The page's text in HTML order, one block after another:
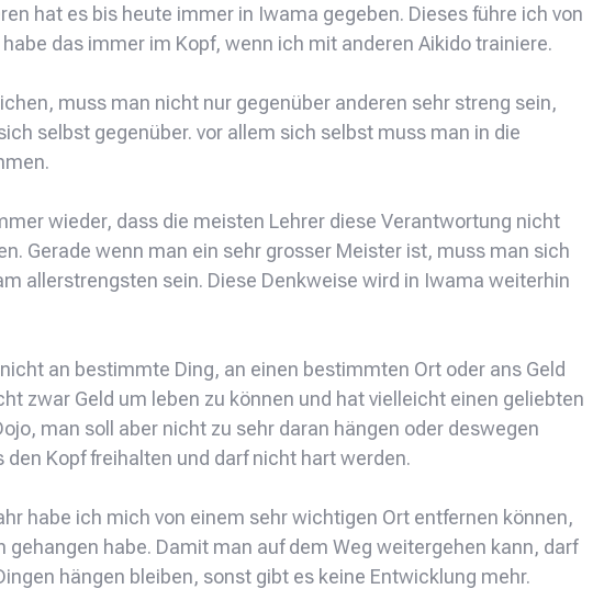
hat es bis heute immer in Iwama gegeben. Dieses führe ich von
das immer im Kopf, wenn ich mit anderen Aikido trainiere.
muss man nicht nur gegenüber anderen sehr streng sein,
selbst gegenüber. vor allem sich selbst muss man in die
wieder, dass die meisten Lehrer diese Verantwortung nicht
Gerade wenn man ein sehr grosser Meister ist, muss man sich
allerstrengsten sein. Diese Denkweise wird in Iwama weiterhin
an bestimmte Ding, an einen bestimmten Ort oder ans Geld
zwar Geld um leben zu können und hat vielleicht einen geliebten
man soll aber nicht zu sehr daran hängen oder deswegen
den Kopf freihalten und darf nicht hart werden.
habe ich mich von einem sehr wichtigen Ort entfernen können,
gehangen habe. Damit man auf dem Weg weitergehen kann, darf
hängen bleiben, sonst gibt es keine Entwicklung mehr.